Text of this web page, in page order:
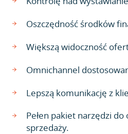
Oszczędność środków
Większą widoczność
Omnichannel
Lepszą komunikację z
Pełen pakiet narzędzi do
sprzedaży.